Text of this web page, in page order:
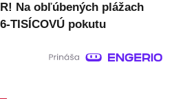
Na obľúbených plážach
TISÍCOVÚ pokutu